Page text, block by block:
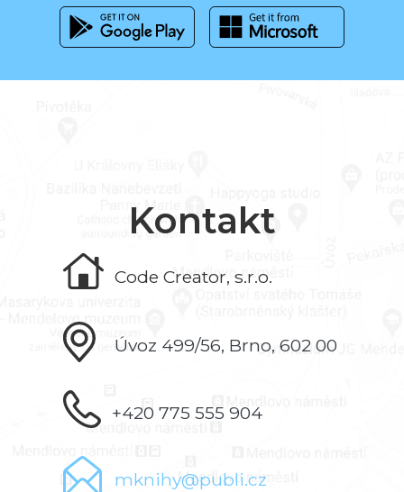
Kontakt
Code Creator, s.r.o.
Úvoz 499/56, Brno, 602 00
+420 775 555 904
mknihy@publi.cz